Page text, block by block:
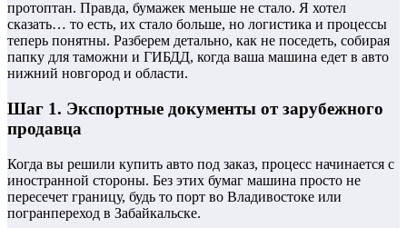
протоптан. Правда, бумажек меньше не стало. Я хотел
сказать… то есть, их стало больше, но логистика и процессы
теперь понятны. Разберем детально, как не поседеть, собирая
папку для таможни и ГИБДД, когда ваша машина едет в авто
нижний новгород и области.
Шаг 1. Экспортные документы от зарубежного
продавца
Когда вы решили купить авто под заказ, процесс начинается с
иностранной стороны. Без этих бумаг машина просто не
пересечет границу, будь то порт во Владивостоке или
погранпереход в Забайкальске.